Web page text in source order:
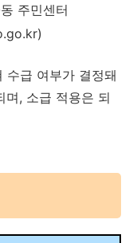
주민센터
수급 여부가 결정돼
며, 소급 적용은 되